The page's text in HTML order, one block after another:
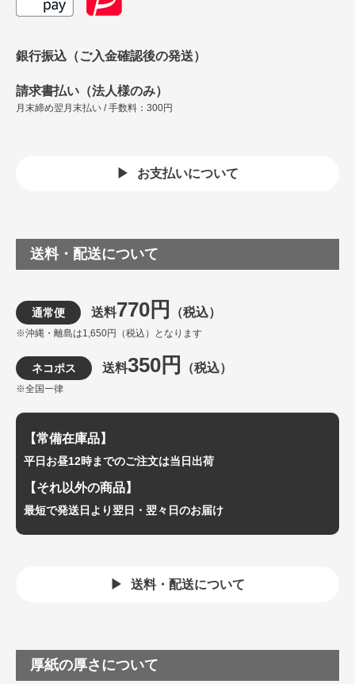
銀行振込（ご入金確認後の発送）
請求書払い（法人様のみ）
月末締め翌月末払い / 手数料：300円
お支払いについて
送料・配送について
通常便 送料770円 （税込）
※沖縄・離島は1,650円（税込）となります
ネコポス 送料350円 （税込）
※全国一律
【常備在庫品】
平日お昼12時までのご注文は当日出荷
【それ以外の商品】
最短で発送日より翌日・翌々日のお届け
送料・配送について
厚紙の厚さについて